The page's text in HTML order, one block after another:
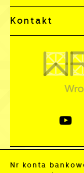
Kontakt
Nr konta